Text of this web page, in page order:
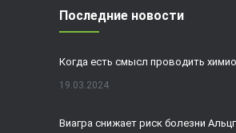
Последние новости
19.03.2024